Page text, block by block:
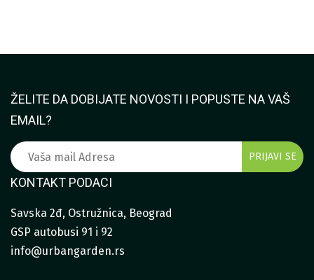
ŽELITE DA DOBIJATE NOVOSTI I POPUSTE NA VAŠ
EMAIL?
KONTAKT PODACI
Savska 2đ, Ostružnica, Beograd
GSP autobusi 91 i 92
info@urbangarden.rs